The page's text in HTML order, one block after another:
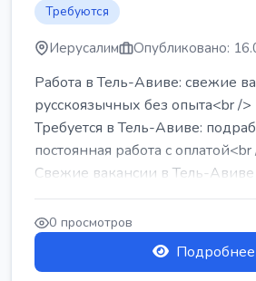
Требуются
Иерусалим Опубликовано:
Работа в Тель-Авиве: свежие
русскоязычных без опыта<br />
Требуется в Тель-Авиве:
постоянная работа с оплатой<br
Свежие вакансии в Тель-
женщин от хозя...
0 просмотров
Подробнее